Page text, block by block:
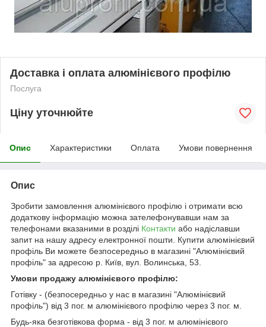
Доставка і оплата алюмінієвого профілю
Послуга
Ціну уточнюйте
Опис Характеристики Оплата Умови повернення
Опис
Зробити замовлення алюмінієвого профілю і отримати всю
додаткову інформацію можна зателефонувавши нам за
телефонами вказаними в розділі Контакти або надіславши
запит на нашу адресу електронної пошти. Купити алюмінієвий
профіль Ви можете безпосередньо в магазині "Алюмінієвий
профіль" за адресою р. Київ, вул. Волинська, 53.
Умови продажу алюмінієвого профілю:
Готівку - (безпосередньо у нас в магазині "Алюмінієвий
профіль") від 3 пог. м алюмінієвого профілю через 3 пог. м.
Будь-яка безготівкова форма - від 3 пог. м алюмінієвого